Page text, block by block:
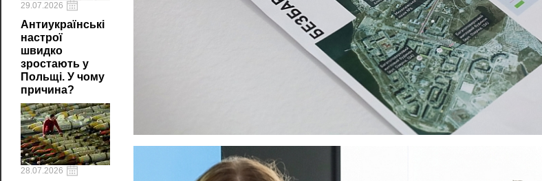
29.07.2026
Антиукраїнські
настрої
швидко
зростають у
Польщі. У чому
причина?
28.07.2026